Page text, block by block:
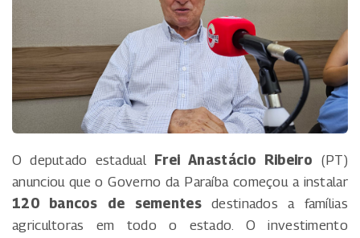
O deputado estadual Frei Anastácio Ribeiro (PT)
anunciou que o Governo da Paraíba começou a instalar
120 bancos de sementes destinados a famílias
agricultoras em todo o estado. O investimento